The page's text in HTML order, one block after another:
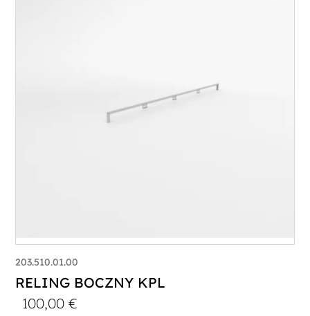
203.510.01.00
RELING BOCZNY KPL
100,00€